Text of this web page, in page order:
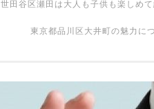
世田谷区瀬田は大人も子供も楽しめて
東京都品川区大井町の魅力に